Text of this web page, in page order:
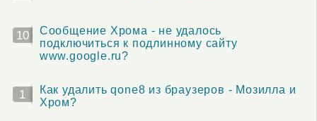
10
Сообщение Хрома - не удалось
подключиться к подлинному сайту
www.google.ru?
1
Как удалить qone8 из браузеров - Мозилла и
Хром?